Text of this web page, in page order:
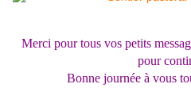
Merci pour tous vos petits
pour
Bonne journée à vous